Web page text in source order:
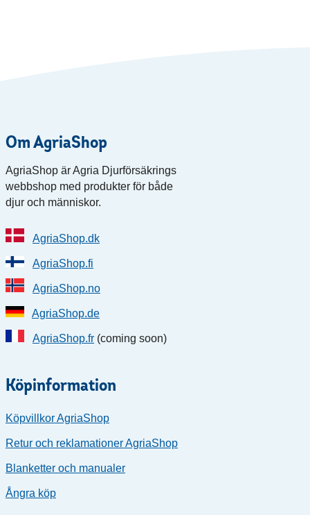
Om AgriaShop
AgriaShop är Agria Djurförsäkrings
webbshop med produkter för både
djur och människor.
AgriaShop.dk
AgriaShop.fi
AgriaShop.no
AgriaShop.de
AgriaShop.fr (coming soon)
Köpinformation
Köpvillkor AgriaShop
Retur och reklamationer AgriaShop
Blanketter och manualer
Ångra köp